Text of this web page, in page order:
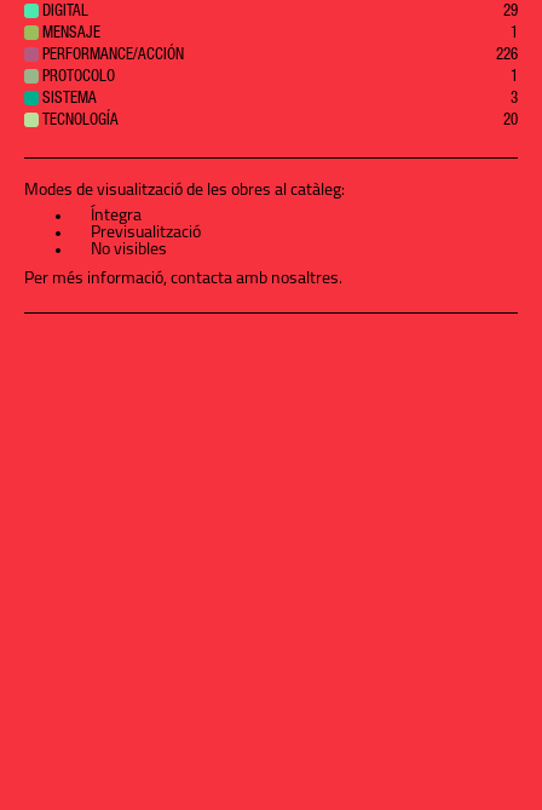
DIGITAL
29
MENSAJE
1
PERFORMANCE/ACCIÓN
226
PROTOCOLO
1
SISTEMA
3
TECNOLOGÍA
20
Modes de visualització de les obres al catàleg:
Íntegra
Previsualització
No visibles
Per més informació, contacta amb nosaltres.